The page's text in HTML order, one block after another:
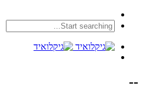
--